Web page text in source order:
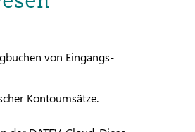
von Eingangs-
Kontoumsätze.